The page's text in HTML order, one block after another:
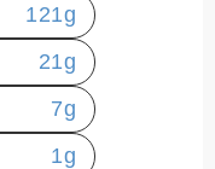
121g
21g
7g
1g